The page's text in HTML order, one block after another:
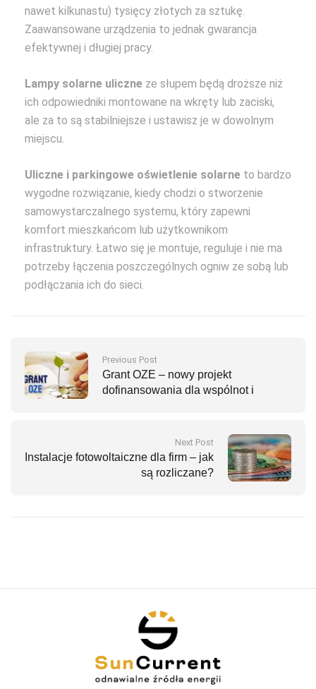
nawet kilkunastu) tysięcy złotych za sztukę.
Zaawansowane urządzenia to jednak gwarancja
efektywnej i długiej pracy.
Lampy solarne uliczne ze słupem będą droższe niż
ich odpowiedniki montowane na wkręty lub zaciski,
ale za to są stabilniejsze i ustawisz je w dowolnym
miejscu.
Uliczne i parkingowe oświetlenie solarne to bardzo
wygodne rozwiązanie, kiedy chodzi o stworzenie
samowystarczalnego systemu, który zapewni
komfort mieszkańcom lub użytkownikom
infrastruktury. Łatwo się je montuje, reguluje i nie ma
potrzeby łączenia poszczególnych ogniw ze sobą lub
podłączania ich do sieci.
Previous Post
Grant OZE – nowy projekt
dofinansowania dla wspólnot i
Next Post
Instalacje fotowoltaiczne dla firm – jak
są rozliczane?